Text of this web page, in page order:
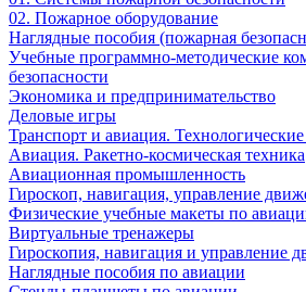
02. Пожарное оборудование
Наглядные пособия (пожарная
Учебные программно-методические
безопасности
Экономика и предпринимательство
Деловые игры
Транспорт и авиация.
Авиация. Ракетно-космическая техника
Авиационная промышленность
Гироскоп, навигация, управление
Физические учебные макеты по
Виртуальные тренажеры
Гироскопия, навигация и управление
Наглядные пособия по авиации